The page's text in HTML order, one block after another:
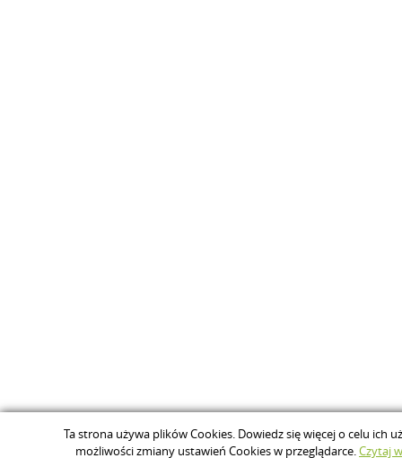
Ta strona używa plików Cookies. Dowiedz się więcej o celu ich
możliwości zmiany ustawień Cookies w przeglądarce.Czytaj